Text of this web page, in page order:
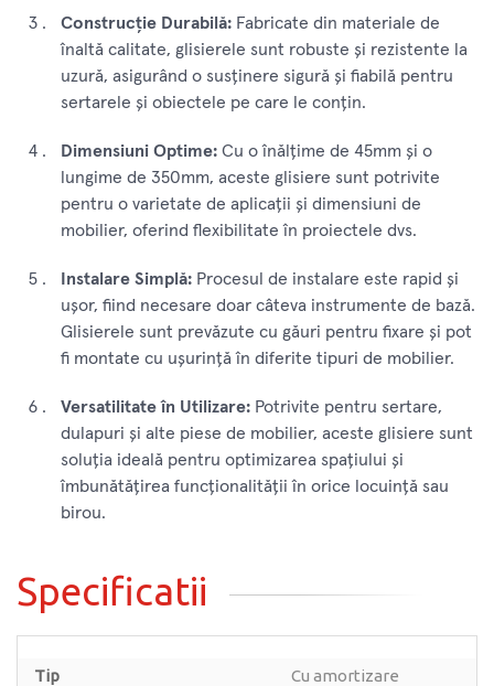
Construcție Durabilă: Fabricate din materiale de
înaltă calitate, glisierele sunt robuste și rezistente la
uzură, asigurând o susținere sigură și fiabilă pentru
sertarele și obiectele pe care le conțin.
Dimensiuni Optime: Cu o înălțime de 45mm și o
lungime de 350mm, aceste glisiere sunt potrivite
pentru o varietate de aplicații și dimensiuni de
mobilier, oferind flexibilitate în proiectele dvs.
Instalare Simplă: Procesul de instalare este rapid și
ușor, fiind necesare doar câteva instrumente de bază.
Glisierele sunt prevăzute cu găuri pentru fixare și pot
fi montate cu ușurință în diferite tipuri de mobilier.
Versatilitate în Utilizare: Potrivite pentru sertare,
dulapuri și alte piese de mobilier, aceste glisiere sunt
soluția ideală pentru optimizarea spațiului și
îmbunătățirea funcționalității în orice locuință sau
birou.
Specificatii
Tip
Cu amortizare